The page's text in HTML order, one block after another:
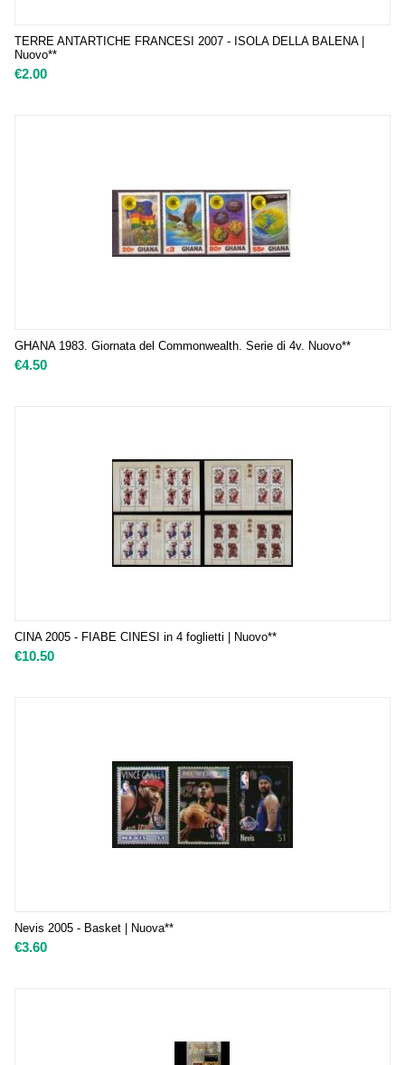
TERRE ANTARTICHE FRANCESI 2007 - ISOLA DELLA BALENA |
Nuovo**
€2.00
GHANA 1983. Giornata del Commonwealth. Serie di 4v. Nuovo**
€4.50
CINA 2005 - FIABE CINESI in 4 foglietti | Nuovo**
€10.50
Nevis 2005 - Basket | Nuova**
€3.60